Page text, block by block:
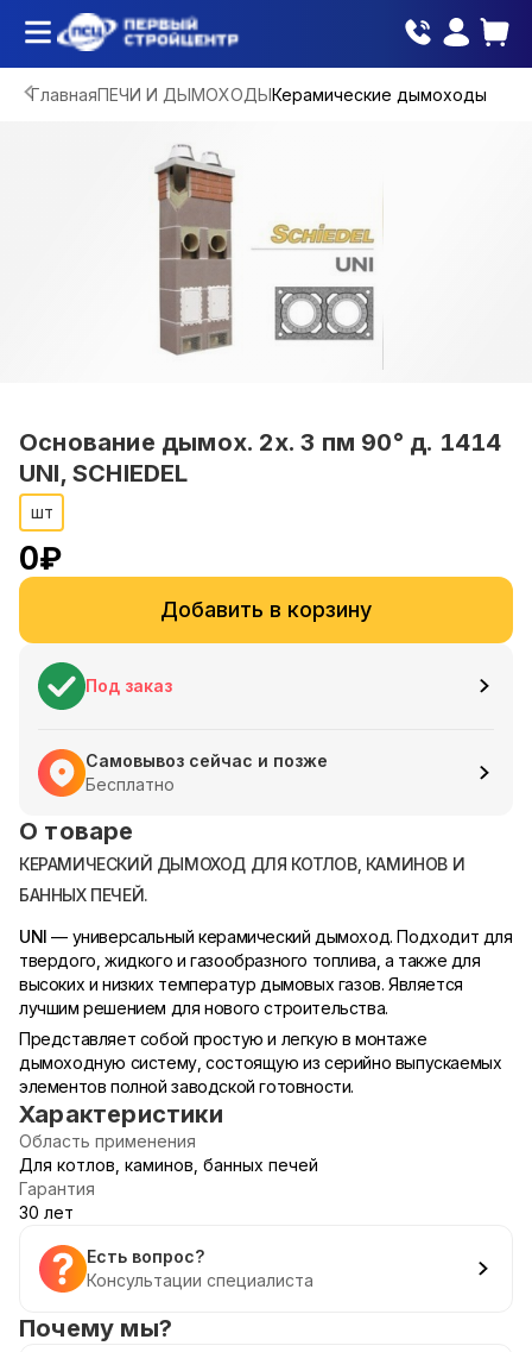
ГлавнаяПЕЧИ И ДЫМОХОДЫКерамические дымоходы
Основание дымох. 2х. 3 пм 90° д. 1414
UNI, SCHIEDEL
шт
0₽
Добавить в корзину
Под заказ
Самовывоз сейчас и позже
Бесплатно
О товаре
КЕРАМИЧЕСКИЙ ДЫМОХОД ДЛЯ КОТЛОВ, КАМИНОВ И
БАННЫХ ПЕЧЕЙ.
UNI — универсальный керамический дымоход. Подходит для
твердого, жидкого и газообразного топлива, а также для
высоких и низких температур дымовых газов. Является
лучшим решением для нового строительства.
Представляет собой простую и легкую в монтаже
дымоходную систему, состоящую из серийно выпускаемых
элементов полной заводской готовности.
Характеристики
Область применения
Для котлов, каминов, банных печей
Гарантия
30 лет
Есть вопрос?
Консультации специалиста
Почему мы?